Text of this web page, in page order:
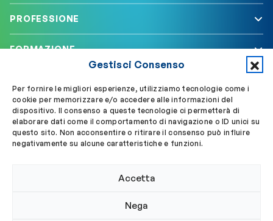
Gestisci Consenso
Per fornire le migliori esperienze, utilizziamo tecnologie come i
cookie per memorizzare e/o accedere alle informazioni del
dispositivo. Il consenso a queste tecnologie ci permetterà di
elaborare dati come il comportamento di navigazione o ID unici su
questo sito. Non acconsentire o ritirare il consenso può influire
negativamente su alcune caratteristiche e funzioni.
Accetta
Nega
PROFESSIONE
FORMAZIONE
Segui OBLA su Accedi a My OBLA